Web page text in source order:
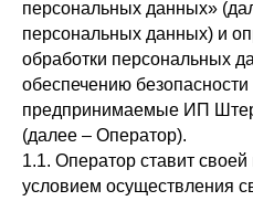
персональных данных»
персональных данных) и
обработки персональных
обеспечению
предпринимаемые ИП
(далее – Оператор).
1.1. Оператор ставит
условием осуществления